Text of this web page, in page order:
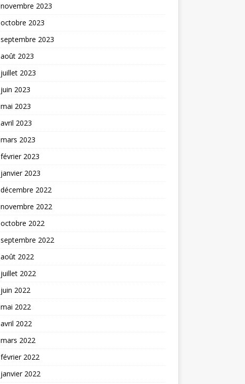
novembre 2023
octobre 2023
septembre 2023
août 2023
juillet 2023
juin 2023
mai 2023
avril 2023
mars 2023
février 2023
janvier 2023
décembre 2022
novembre 2022
octobre 2022
septembre 2022
août 2022
juillet 2022
juin 2022
mai 2022
avril 2022
mars 2022
février 2022
janvier 2022